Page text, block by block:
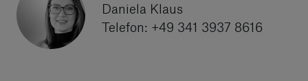
Daniela Klaus
Telefon: +49 341 3937 8616